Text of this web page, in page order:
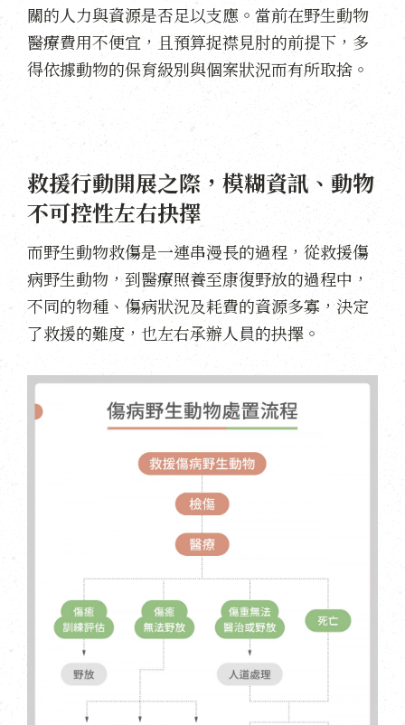
關的人力與資源是否足以支應。當前在野生動物
醫療費用不便宜，且預算捉襟見肘的前提下，多
得依據動物的保育級別與個案狀況而有所取捨。
救援行動開展之際，模糊資訊、動物
不可控性左右抉擇
而野生動物救傷是一連串漫長的過程，從救援傷
病野生動物，到醫療照養至康復野放的過程中，
不同的物種、傷病狀況及耗費的資源多寡，決定
了救援的難度，也左右承辦人員的抉擇。